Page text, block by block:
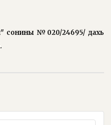
сонины №020/24695/ дахь